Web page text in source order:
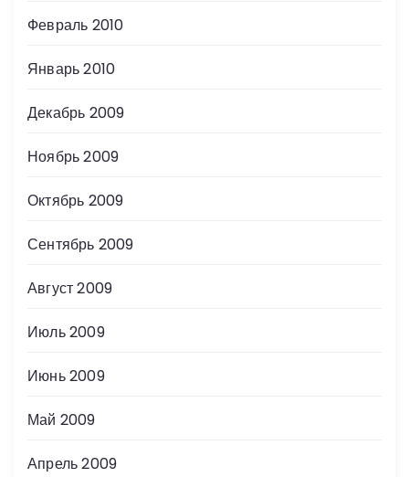
Февраль 2010
Январь 2010
Декабрь 2009
Ноябрь 2009
Октябрь 2009
Сентябрь 2009
Август 2009
Июль 2009
Июнь 2009
Май 2009
Апрель 2009